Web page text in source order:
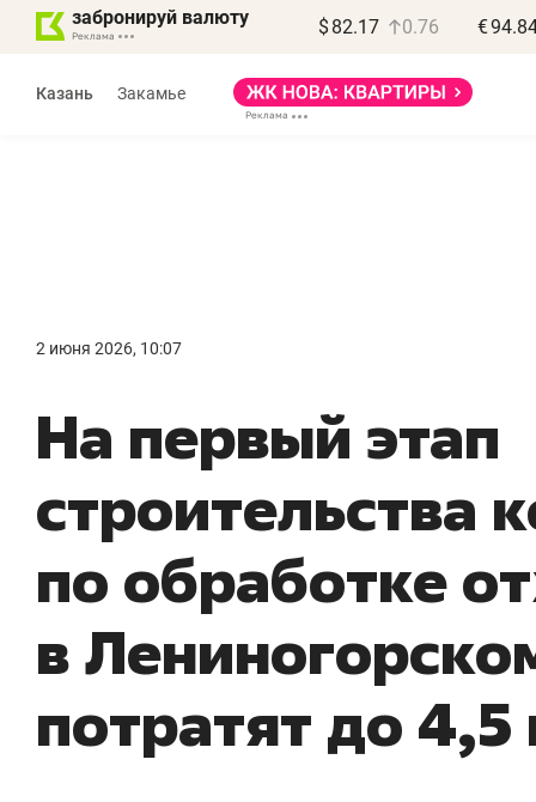
забронируй валюту $ 82.17 0.76 €
Казань Закамье
2 июня 2026, 10:07
На первый этап
строительства
по обработке
в
потратят до
правил, бизнес может
потерять минимум
Как бизнесу выйти на зарубежные
рынки, почему надо знать аксакалов и
чем интересен Оман?
не
чем
Владелец
клиентах